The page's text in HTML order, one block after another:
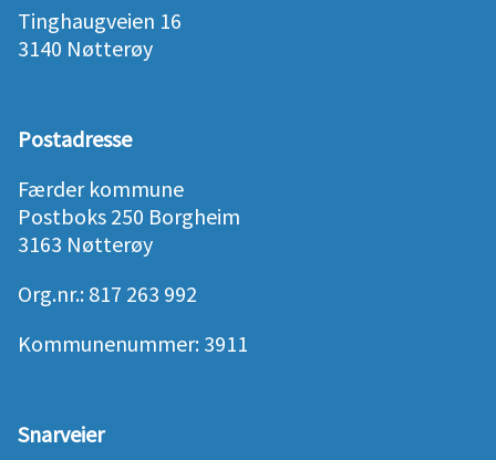
Tinghaugveien 16
3140 Nøtterøy
Postadresse
Færder kommune
Postboks 250 Borgheim
3163 Nøtterøy
Org.nr.: 817 263 992
Kommunenummer: 3911
Snarveier